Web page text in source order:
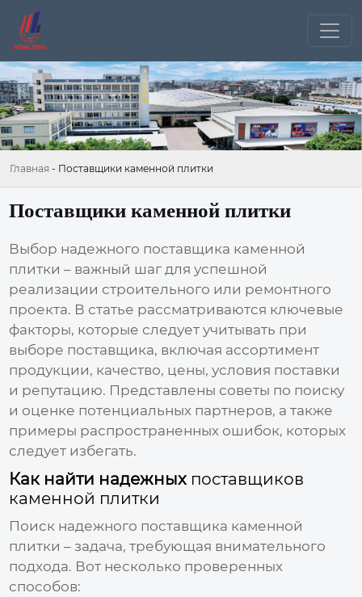
Главная - Поставщики каменной плитки
Поставщики каменной плитки
Выбор надежного поставщика каменной
плитки – важный шаг для успешной
реализации строительного или ремонтного
проекта. В статье рассматриваются ключевые
факторы, которые следует учитывать при
выборе поставщика, включая ассортимент
продукции, качество, цены, условия поставки
и репутацию. Представлены советы по поиску
и оценке потенциальных партнеров, а также
примеры распространенных ошибок, которых
следует избегать.
Как найти надежных поставщиков
каменной плитки
Поиск надежного поставщика каменной
плитки – задача, требующая внимательного
подхода. Вот несколько проверенных
способов: